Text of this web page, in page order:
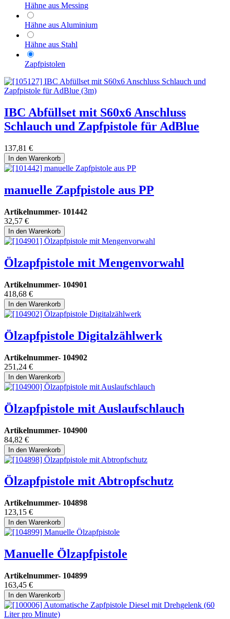
Hähne aus Messing
Hähne aus Aluminium
Hähne aus Stahl
Zapfpistolen
IBC Abfüllset mit S60x6 Anschluss
Schlauch und Zapfpistole für AdBlue
137,81 €
In den Warenkorb
manuelle Zapfpistole aus PP
Artikelnummer- 101442
32,57 €
In den Warenkorb
Ölzapfpistole mit Mengenvorwahl
Artikelnummer- 104901
418,68 €
In den Warenkorb
Ölzapfpistole Digitalzählwerk
Artikelnummer- 104902
251,24 €
In den Warenkorb
Ölzapfpistole mit Auslaufschlauch
Artikelnummer- 104900
84,82 €
In den Warenkorb
Ölzapfpistole mit Abtropfschutz
Artikelnummer- 104898
123,15 €
In den Warenkorb
Manuelle Ölzapfpistole
Artikelnummer- 104899
163,45 €
In den Warenkorb